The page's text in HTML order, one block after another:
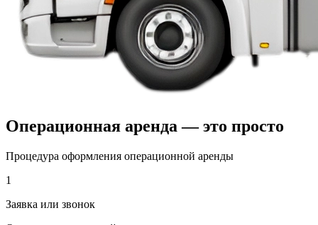
Операционная аренда — это просто
Процедура оформления операционной аренды
1
Заявка или звонок